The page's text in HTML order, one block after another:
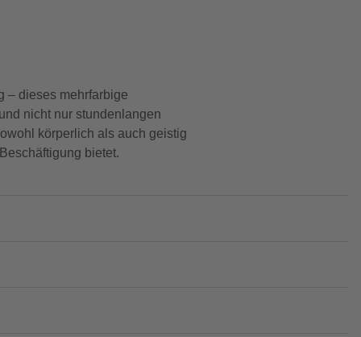
– dieses mehrfarbige
nicht nur stundenlangen
körperlich als auch geistig
bietet.